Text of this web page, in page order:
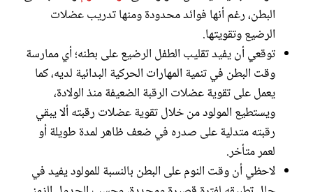
البطن، رغم أنها فوائد محدودة ومنها تدريب عضلات
الرضيع وتقويتها.
توقعي أن يفيد تقليب الطفل الرضيع على بطنه؛ أي ممارسة
وقت البطن في تنمية المهارات الحركية البدائية لديه، كما
يعمل على تقوية عضلات الرقبة الضعيفة منذ الولادة،
ويستطيع المولود من خلال تقوية عضلات رقبته ألا يبقي
رقبته متدلية على صدره في ضعف ظاهر لمدة طويلة أو
لعمر متأخر.
لاحظي أن وقت النوم على البطن بالنسبة للمولود يفيد في